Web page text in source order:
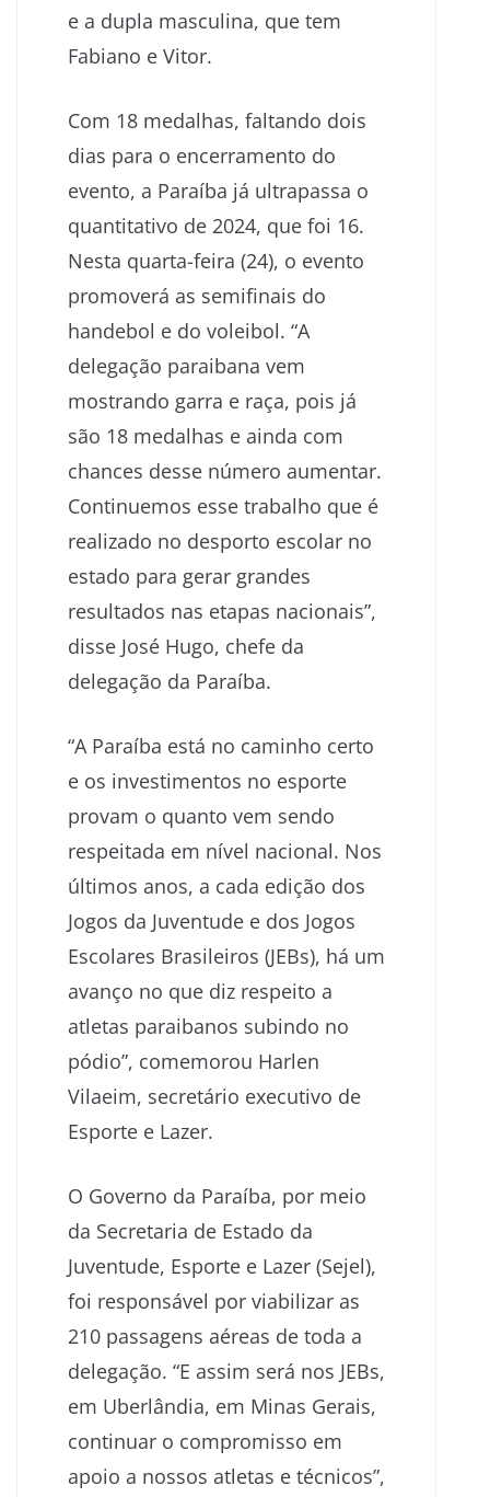
e a dupla masculina, que tem
Fabiano e Vitor.
Com 18 medalhas, faltando dois
dias para o encerramento do
evento, a Paraíba já ultrapassa o
quantitativo de 2024, que foi 16.
Nesta quarta-feira (24), o evento
promoverá as semifinais do
handebol e do voleibol. “A
delegação paraibana vem
mostrando garra e raça, pois já
são 18 medalhas e ainda com
chances desse número aumentar.
Continuemos esse trabalho que é
realizado no desporto escolar no
estado para gerar grandes
resultados nas etapas nacionais”,
disse José Hugo, chefe da
delegação da Paraíba.
“A Paraíba está no caminho certo
e os investimentos no esporte
provam o quanto vem sendo
respeitada em nível nacional. Nos
últimos anos, a cada edição dos
Jogos da Juventude e dos Jogos
Escolares Brasileiros (JEBs), há um
avanço no que diz respeito a
atletas paraibanos subindo no
pódio”, comemorou Harlen
Vilaeim, secretário executivo de
Esporte e Lazer.
O Governo da Paraíba, por meio
da Secretaria de Estado da
Juventude, Esporte e Lazer (Sejel),
foi responsável por viabilizar as
210 passagens aéreas de toda a
delegação. “E assim será nos JEBs,
em Uberlândia, em Minas Gerais,
continuar o compromisso em
apoio a nossos atletas e técnicos”,